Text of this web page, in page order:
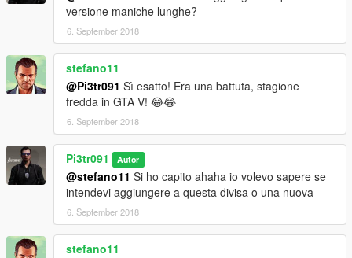
versione maniche lunghe?
6. September 2018
stefano11
@Pi3tr091 Sì esatto! Era una battuta, stagione
fredda in GTA V! 😂😂
6. September 2018
Pi3tr091 Autor
@stefano11 Si ho capito ahaha io volevo sapere se
intendevi aggiungere a questa divisa o una nuova
6. September 2018
stefano11